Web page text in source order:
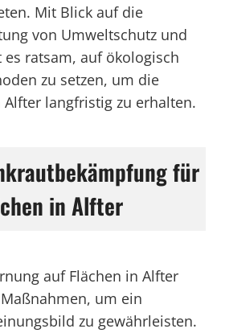
Mit Blick auf die
von Umweltschutz und
ratsam, auf ökologisch
zu setzen, um die
langfristig zu erhalten.
für
in Alfter
auf Flächen in Alfter
um ein
zu gewährleisten.